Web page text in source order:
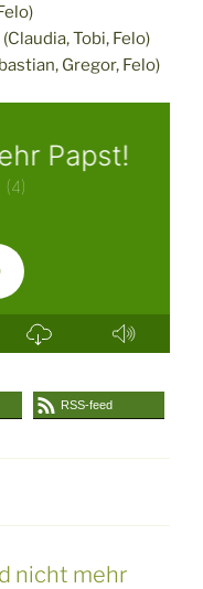
(Claudia, Tobi, Felo)
Gregor, Felo)
RSS-feed
nicht mehr